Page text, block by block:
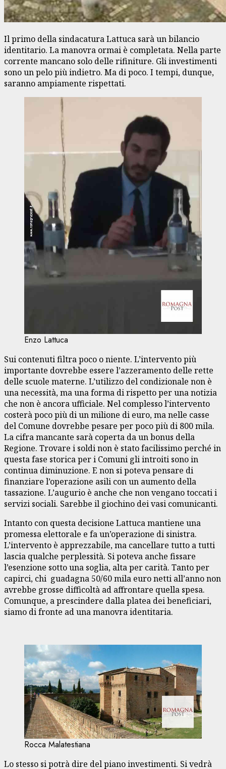
Il primo della sindacatura Lattuca sarà un bilancio
identitario. La manovra ormai è completata. Nella parte
corrente mancano solo delle rifiniture. Gli investimenti
sono un pelo più indietro. Ma di poco. I tempi, dunque,
saranno ampiamente rispettati.
Enzo Lattuca
Sui contenuti filtra poco o niente. L’intervento più
importante dovrebbe essere l’azzeramento delle rette
delle scuole materne. L’utilizzo del condizionale non è
una necessità, ma una forma di rispetto per una notizia
che non è ancora ufficiale. Nel complesso l’intervento
costerà poco più di un milione di euro, ma nelle casse
del Comune dovrebbe pesare per poco più di 800 mila.
La cifra mancante sarà coperta da un bonus della
Regione. Trovare i soldi non è stato facilissimo perché in
questa fase storica per i Comuni gli introiti sono in
continua diminuzione. E non si poteva pensare di
finanziare l’operazione asili con un aumento della
tassazione. L’augurio è anche che non vengano toccati i
servizi sociali. Sarebbe il giochino dei vasi comunicanti.
Intanto con questa decisione Lattuca mantiene una
promessa elettorale e fa un’operazione di sinistra.
L’intervento è apprezzabile, ma cancellare tutto a tutti
lascia qualche perplessità. Si poteva anche fissare
l’esenzione sotto una soglia, alta per carità. Tanto per
capirci, chi guadagna 50/60 mila euro netti all’anno non
avrebbe grosse difficoltà ad affrontare quella spesa.
Comunque, a prescindere dalla platea dei beneficiari,
siamo di fronte ad una manovra identitaria.
Rocca Malatestiana
Lo stesso si potrà dire del piano investimenti. Si vedrà